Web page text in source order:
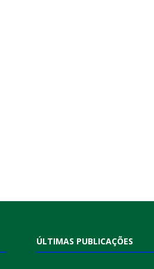
ÚLTIMAS PUBLICAÇÕES